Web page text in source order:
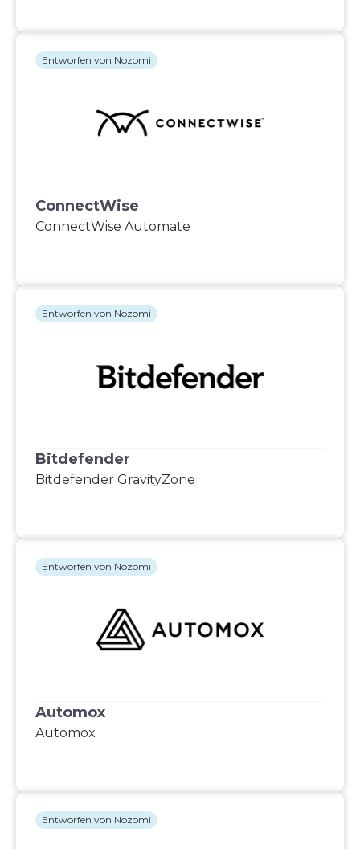
ConnectWise
ConnectWise Automate
Entworfen von Nozomi
Bitdefender
Bitdefender GravityZone
Entworfen von Nozomi
Automox
Automox
Entworfen von Nozomi
Entworfen von Nozomi